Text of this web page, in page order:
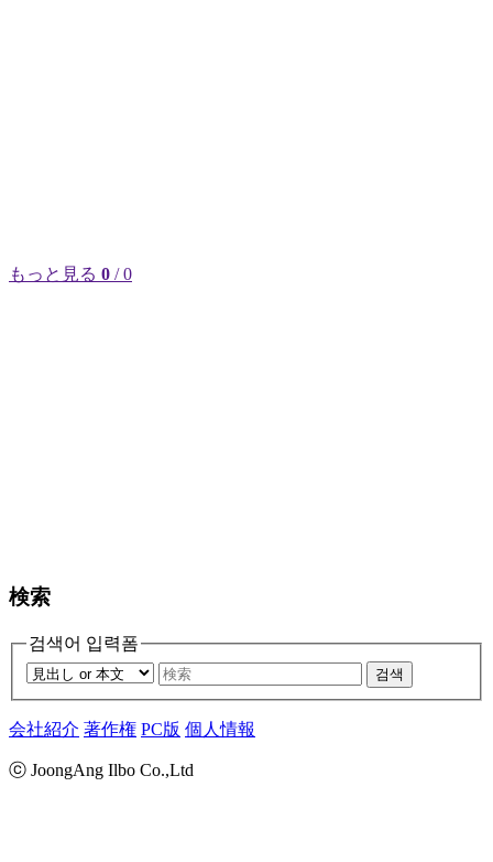
もっと見る 0 / 0
検索
검색어 입력폼
검색
会社紹介 著作権 PC版 個人情報
ⓒ JoongAng Ilbo Co.,Ltd